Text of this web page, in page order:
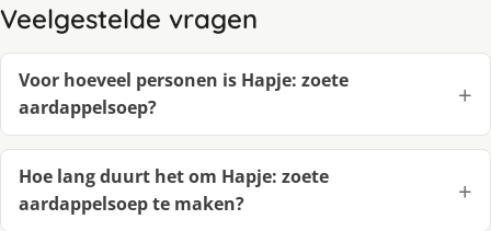
Veelgestelde vragen
Voor hoeveel personen is Hapje: zoete
aardappelsoep?
Hoe lang duurt het om Hapje: zoete
aardappelsoep te maken?